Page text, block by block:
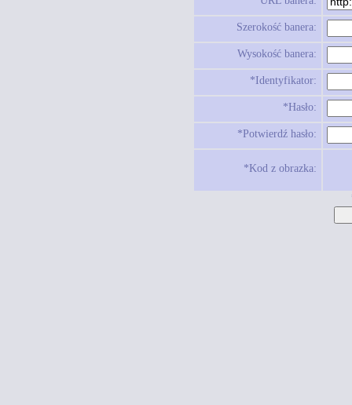
Szerokość banera:
Wysokość banera:
*Identyfikator:
*Hasło:
*Potwierdź hasło:
*Kod z obrazka: